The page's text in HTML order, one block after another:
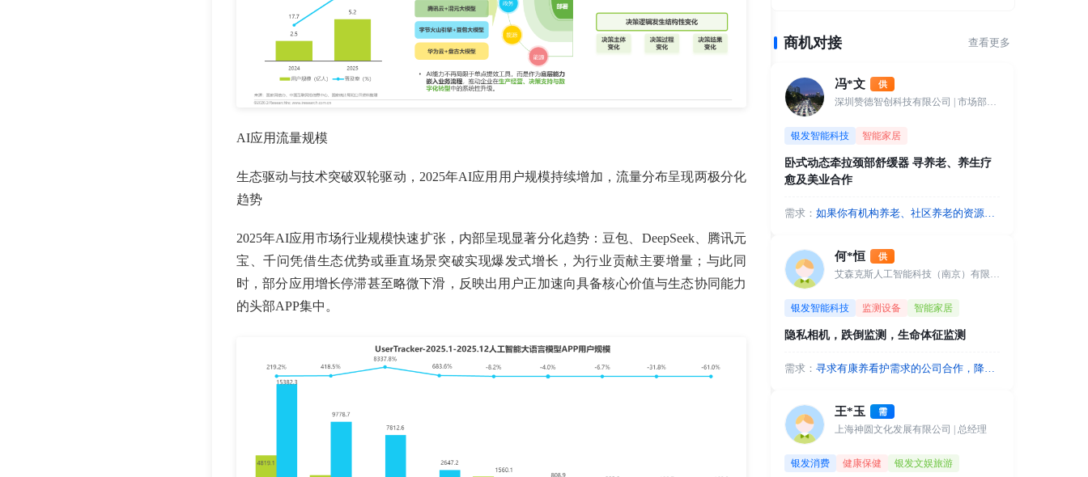
AI应用流量规模
生态驱动与技术突破双轮驱动，2025年AI应用用户规模持续增加，流量分布呈现两极分化
趋势
2025年AI应用市场行业规模快速扩张，内部呈现显著分化趋势：豆包、DeepSeek、腾讯元
宝、千问凭借生态优势或垂直场景突破实现爆发式增长，为行业贡献主要增量；与此同
时，部分应用增长停滞甚至略微下滑，反映出用户正加速向具备核心价值与生态协同能力
的头部APP集中。
商机对接 查看更多
冯*文 供
深圳赞德智创科技有限公司 | 市场部经理
银发智能科技 智能家居
卧式动态牵拉颈部舒缓器 寻养老、养生疗
愈及美业合作
需求： 如果你有机构养老、社区养老的资源，
利分成。如果您有休闲养生、疗愈、美
业等渠道资源可以代销或者成为城市合
何*恒 供
银发智能科技 监测设备 智能家居
隐私相机，跌倒监测，生命体征监测
需求： 寻求有康养看护需求的公司合作，降本
王*玉 需
上海神圆文化发展有限公司 | 总经理
银发消费 健康保健 银发文娱旅游